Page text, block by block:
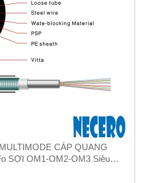
CÁP QUANG
SỢI OM1-OM2-OM3 Siêu